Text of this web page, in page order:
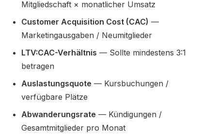
Mitgliedschaft × monatlicher Umsatz
Customer Acquisition Cost (CAC) —
Marketingausgaben / Neumitglieder
LTV:CAC-Verhältnis — Sollte mindestens 3:1
betragen
Auslastungsquote — Kursbuchungen /
verfügbare Plätze
Abwanderungsrate — Kündigungen /
Gesamtmitglieder pro Monat